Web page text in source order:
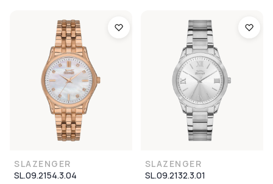
SLAZENGER
SL.09.2154.3.04
SLAZENGER
SL.09.2132.3.01